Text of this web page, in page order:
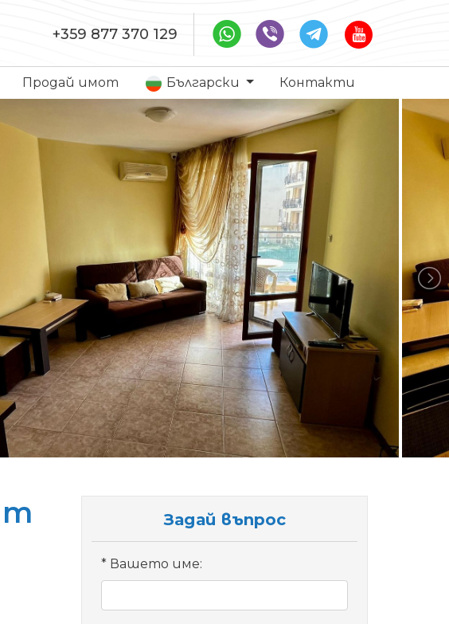
+359 877 370 129
Продай имот Български Контакти
Задай въпрос
Вашето име: